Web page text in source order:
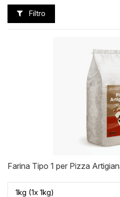
Filtro
Farina Tipo 1 per Pizza